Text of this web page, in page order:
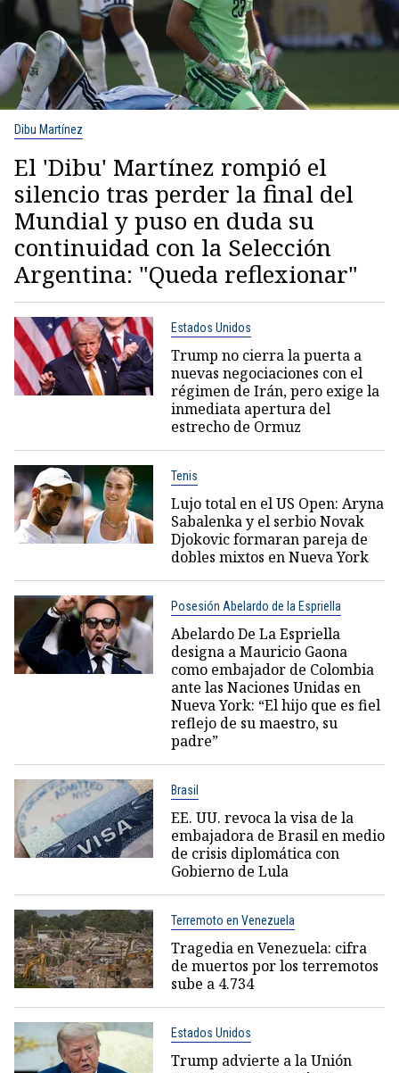
Dibu Martínez
El 'Dibu' Martínez rompió el
silencio tras perder la final del
Mundial y puso en duda su
continuidad con la Selección
Argentina: "Queda reflexionar"
Estados Unidos
Trump no cierra la puerta a
nuevas negociaciones con el
régimen de Irán, pero exige la
inmediata apertura del
estrecho de Ormuz
Tenis
Lujo total en el US Open: Aryna
Sabalenka y el serbio Novak
Djokovic formaran pareja de
dobles mixtos en Nueva York
Posesión Abelardo de la Espriella
Abelardo De La Espriella
designa a Mauricio Gaona
como embajador de Colombia
ante las Naciones Unidas en
Nueva York: “El hijo que es fiel
reflejo de su maestro, su
padre”
Brasil
EE. UU. revoca la visa de la
embajadora de Brasil en medio
de crisis diplomática con
Gobierno de Lula
Terremoto en Venezuela
Tragedia en Venezuela: cifra
de muertos por los terremotos
sube a 4.734
Estados Unidos
Trump advierte a la Unión